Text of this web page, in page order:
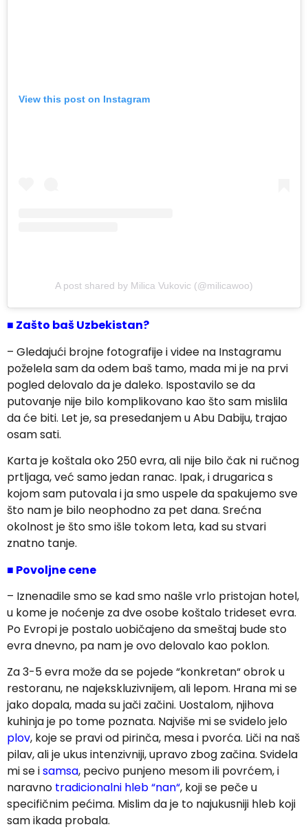
View this post on Instagram
A post shared by Milica Vukovic (@milicawoo)
■ Zašto baš Uzbekistan?
– Gledajući brojne fotografije i videe na Instagramu
poželela sam da odem baš tamo, mada mi je na prvi
pogled delovalo da je daleko. Ispostavilo se da
putovanje nije bilo komplikovano kao što sam mislila
da će biti. Let je, sa presedanjem u Abu Dabiju, trajao
osam sati.
Karta je koštala oko 250 evra, ali nije bilo čak ni ručnog
prtljaga, već samo jedan ranac. Ipak, i drugarica s
kojom sam putovala i ja smo uspele da spakujemo sve
što nam je bilo neophodno za pet dana. Srećna
okolnost je što smo išle tokom leta, kad su stvari
znatno tanje.
■ Povoljne cene
– Iznenadile smo se kad smo našle vrlo pristojan hotel,
u kome je noćenje za dve osobe koštalo trideset evra.
Po Evropi je postalo uobičajeno da smeštaj bude sto
evra dnevno, pa nam je ovo delovalo kao poklon.
Za 3-5 evra može da se pojede “konkretan“ obrok u
restoranu, ne najekskluzivnijem, ali lepom. Hrana mi se
jako dopala, mada su jači začini. Uostalom, njihova
kuhinja je po tome poznata. Najviše mi se svidelo jelo
plov, koje se pravi od pirinča, mesa i pvorća. Liči na naš
pilav, ali je ukus intenzivniji, upravo zbog začina. Svidela
mi se isamsa, pecivo punjeno mesom ili povrćem, i
naravno tradicionalni hleb “nan“, koji se peče u
specifičnim pećima. Mislim da je to najukusniji hleb koji
sam ikada probala.